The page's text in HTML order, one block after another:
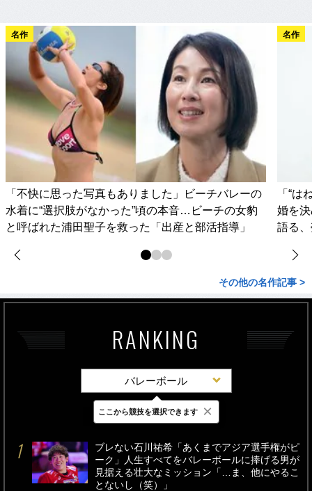
名作
「不快に思った写真もありました」ビーチバレーの
水着に“選択肢がなかった”頃の本音…ビーチの女豹
と呼ばれた浦田聖子を救った「出産と部活指導」
名作
「“
婚を
語る
その他の名作記事 >
RANKING
バレーボール
最新 24時間 週間
ブレない石川祐希「あくまでアジア選手権がピ
ーク」人生すべてをバレーボールに捧げる男が
見据える壮大なミッション「…ま、他にやるこ
とないし（笑）」
ここから競技を選択できます ×